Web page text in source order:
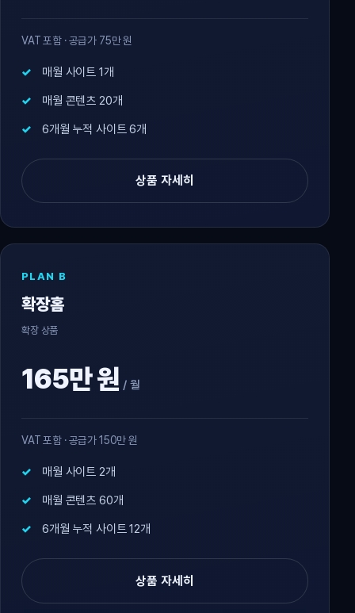
VAT 포함 · 공급가 75만 원
매월 사이트 1개
매월 콘텐츠 20개
6개월 누적 사이트 6개
상품 자세히
PLAN B
확장홈
확장 상품
165만 원 / 월
VAT 포함 · 공급가 150만 원
매월 사이트 2개
매월 콘텐츠 60개
6개월 누적 사이트 12개
상품 자세히